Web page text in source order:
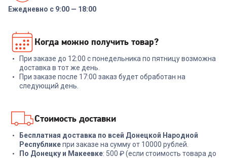
Реле напряжения Rucelf
SRW-16A 3кВА
+ 47 бонусов
1 599₽
КТ-9126
2 579₽
Ежедневно с 9:00 — 18:00
Когда можно получить товар?
При заказе до 12:00 с понедельника по пятницу возможна
доставка в тот же день.
При заказе после 17:00 заказ будет обработан на
следующий день.
Стоимость доставки
Бесплатная доставка по всей Донецкой Народной
Республикепри заказе на сумму от 10000 рублей.
По Донецку и Макеевке: 500 ₽ (если стоимость товара до